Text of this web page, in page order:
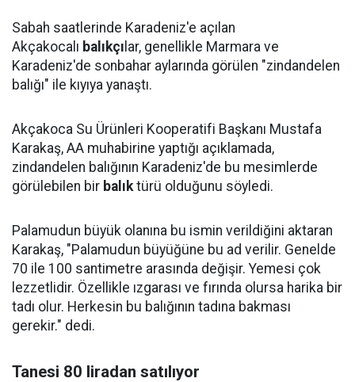
Sabah saatlerinde Karadeniz'e açılan
Akçakocalı balıkçı lar, genellikle Marmara ve
Karadeniz'de sonbahar aylarında görülen "zindandelen
balığı" ile kıyıya yanaştı.
Akçakoca Su Ürünleri Kooperatifi Başkanı Mustafa
Karakaş, AA muhabirine yaptığı açıklamada,
zindandelen balığının Karadeniz'de bu mesimlerde
görülebilen bir balıktürü olduğunu söyledi.
Palamudun büyük olanına bu ismin verildiğini aktaran
Karakaş, "Palamudun büyüğüne bu ad verilir. Genelde
70 ile 100 santimetre arasında değişir. Yemesi çok
lezzetlidir. Özellikle ızgarası ve fırında olursa harika bir
tadı olur. Herkesin bu balığının tadına bakması
gerekir." dedi.
Tanesi 80 liradan satılıyor